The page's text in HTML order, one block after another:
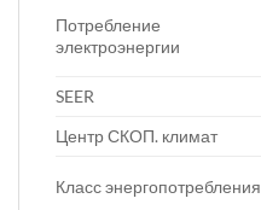
Потребление
электроэнергии
SEER
Центр СКОП. климат
Класс энергопотребления